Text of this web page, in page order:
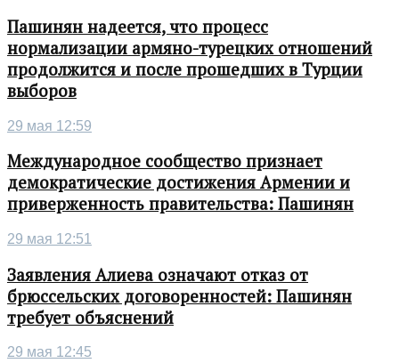
Пашинян надеется, что процесс
нормализации армяно-турецких отношений
продолжится и после прошедших в Турции
выборов
29 мая 12:59
Международное сообщество признает
демократические достижения Армении и
приверженность правительства: Пашинян
29 мая 12:51
Заявления Алиева означают отказ от
брюссельских договоренностей: Пашинян
требует объяснений
29 мая 12:45